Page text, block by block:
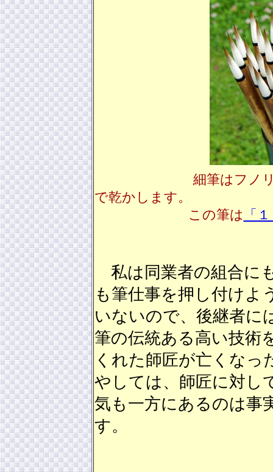
細筆はフノ
で乾かします。
この筆は
「
私は同業者の組合に
も筆仕事を押し付けよ
いないので、後継者に
筆の伝統ある高い技術
くれた師匠が亡くなっ
やしては、師匠に対し
気も一方にあるのは事
す。 （住